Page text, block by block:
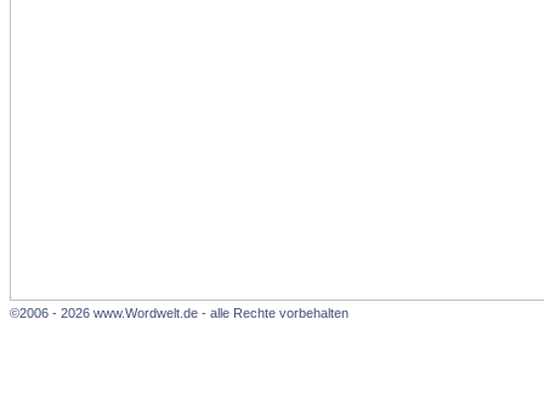
©2006 - 2026 www.Wordwelt.de - alle Rechte vorbehalten